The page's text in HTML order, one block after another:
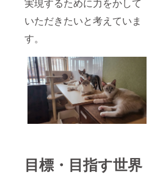
実現するために力をかして
いただきたいと考えていま
す。
目標・目指す世界